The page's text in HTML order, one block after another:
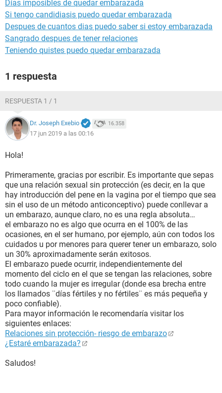
Días imposibles de quedar embarazada
Si tengo candidiasis puedo quedar embarazada
Despues de cuantos dias puedo saber si estoy embarazada
Sangrado despues de tener relaciones
Teniendo quistes puedo quedar embarazada
1 respuesta
RESPUESTA 1 / 1
Dr. Joseph Exebio 16.358
17 jun 2019 a las 00:16
Hola!
Primeramente, gracias por escribir. Es importante que sepas
que una relación sexual sin protección (es decir, en la que
hay introducción del pene en la vagina por el tiempo que sea
sin el uso de un método anticonceptivo) puede conllevar a
un embarazo, aunque claro, no es una regla absoluta…
el embarazo no es algo que ocurra en el 100% de las
ocasiones, en el ser humano, por ejemplo, aún con todos los
cuidados u por menores para querer tener un embarazo, solo
un 30% aproximadamente serán exitosos.
El embarazo puede ocurrir, independientemente del
momento del ciclo en el que se tengan las relaciones, sobre
todo cuando la mujer es irregular (donde esa brecha entre
los llamados ¨días fértiles y no fértiles¨ es más pequeña y
poco confiable).
Para mayor información le recomendaría visitar los
siguientes enlaces:
Relaciones sin protección- riesgo de embarazo
¿Estaré embarazada?
Saludos!